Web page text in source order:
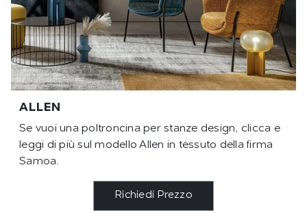
ALLEN
Se vuoi una poltroncina per stanze design, clicca e
leggi di più sul modello Allen in tessuto della firma
Samoa.
Richiedi Prezzo